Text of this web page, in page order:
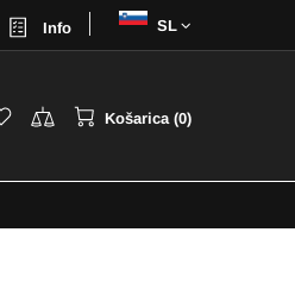
Info
Izberi
Košarica (0)